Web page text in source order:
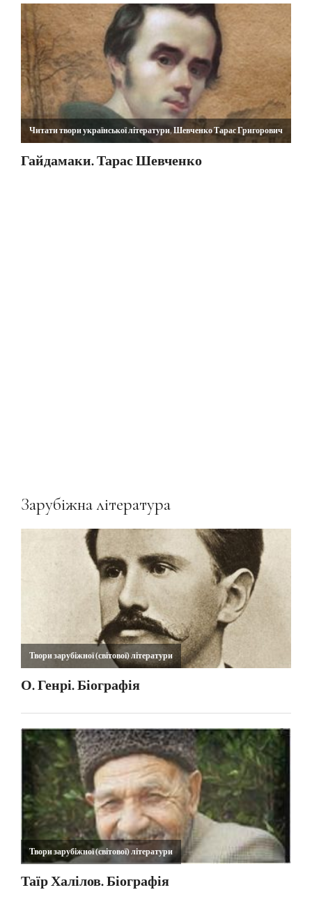
Зарубіжна література